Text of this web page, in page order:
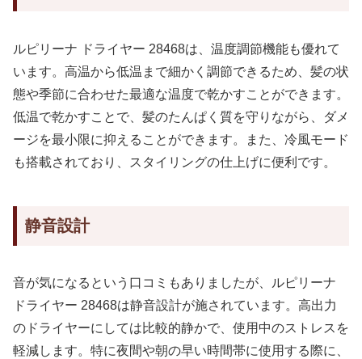
ルピリーナ ドライヤー 28468は、温度調節機能も優れて
います。高温から低温まで細かく調節できるため、髪の状
態や季節に合わせた最適な温度で乾かすことができます。
低温で乾かすことで、髪のたんぱく質を守りながら、ダメ
ージを最小限に抑えることができます。また、冷風モード
も搭載されており、スタイリングの仕上げに便利です。
静音設計
音が気になるという口コミもありましたが、ルピリーナ
ドライヤー 28468は静音設計が施されています。高出力
のドライヤーにしては比較的静かで、使用中のストレスを
軽減します。特に夜間や朝の早い時間帯に使用する際に、